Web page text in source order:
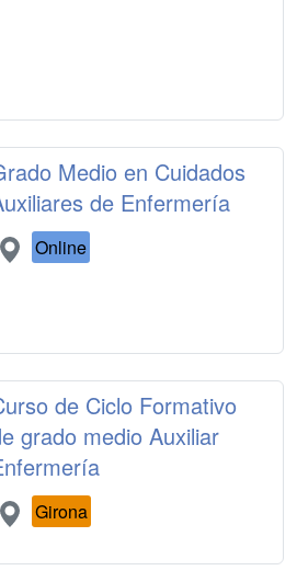
Medio en Cuidados
de Enfermería
Online
de Ciclo Formativo
grado medio Auxiliar
Girona